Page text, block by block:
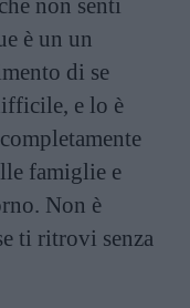
è un un
di se
e lo è
famiglie e
Non è
ti ritrovi senza